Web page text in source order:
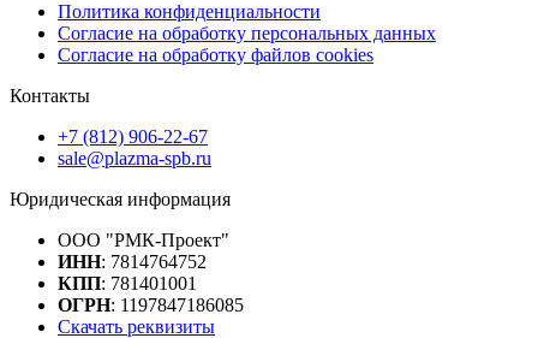
Политика конфиденциальности
Согласие на обработку персональных данных
Согласие на обработку файлов cookies
Контакты
+7 (812) 906-22-67
sale@plazma-spb.ru
Юридическая информация
ООО "РМК-Проект"
ИНН: 7814764752
КПП: 781401001
ОГРН: 1197847186085
Скачать реквизиты